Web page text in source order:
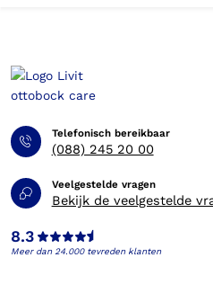
Telefonisch bereikbaar
(088) 245 20 00
Veelgestelde vragen
Bekijk de veelgestelde
8.3
Meer dan 24.000 tevreden klanten